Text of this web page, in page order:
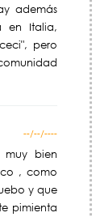
además
en Italia,
pero
--/--/----
bien
, como
y que
pimienta